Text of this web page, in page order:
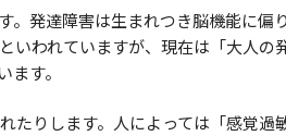
発達障害は生まれつき脳機能に偏
いわれていますが、現在は「大人の
す。
りします。人によっては「感覚過